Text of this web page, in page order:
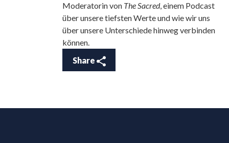
Moderatorin von The Sacred, einem Podcast
über unsere tiefsten Werte und wie wir uns
über unsere Unterschiede hinweg verbinden
können.
Share